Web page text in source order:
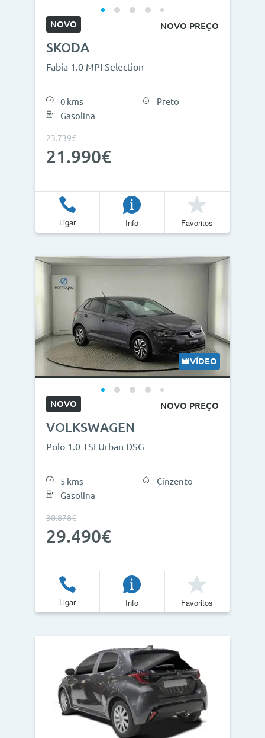
Nº de lugares
Outros critérios
Quilómetros
0g/km 300g/km
ID do veículo
Campanha
NOVO NOVO PREÇO
SKODA
Fabia 1.0 MPI Selection
0 kms
Gasolina
Preto
23.739€
21.990€
Ligar Info Favoritos
VÍDEO
NOVO NOVO PREÇO
VOLKSWAGEN
Polo 1.0 TSI Urban DSG
5 kms
Gasolina
Cinzento
30.878€
29.490€
Ligar Info Favoritos